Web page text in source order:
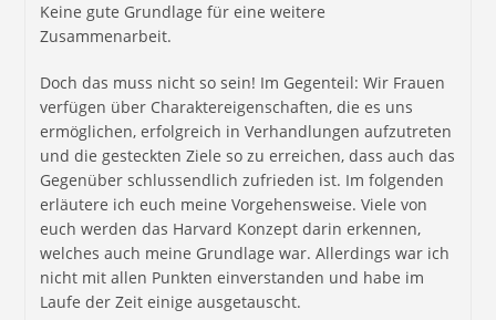
Keine gute Grundlage für eine weitere
Zusammenarbeit.
Doch das muss nicht so sein! Im Gegenteil: Wir Frauen
verfügen über Charaktereigenschaften, die es uns
ermöglichen, erfolgreich in Verhandlungen aufzutreten
und die gesteckten Ziele so zu erreichen, dass auch das
Gegenüber schlussendlich zufrieden ist. Im folgenden
erläutere ich euch meine Vorgehensweise. Viele von
euch werden das Harvard Konzept darin erkennen,
welches auch meine Grundlage war. Allerdings war ich
nicht mit allen Punkten einverstanden und habe im
Laufe der Zeit einige ausgetauscht.